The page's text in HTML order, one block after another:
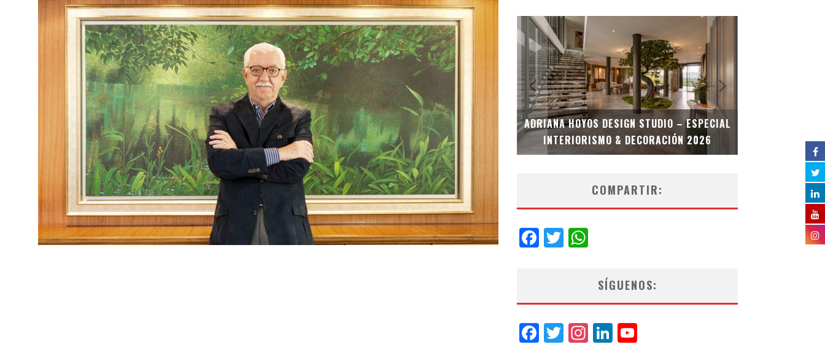
ADRIANA HOYOS DESIGN STUDIO – ESPECIAL INTERIORISMO & DECORACIÓN 2026
MUBB DESIGN STUDIO – ESPECIAL
INTERIORISMO & DECORACIÓN 2026
ADRIANA HOYOS DESIGN STUDIO – ESPECIAL
INTERIORISMO & DECORACIÓN 2026
COMPARTIR:
Facebook
Twitter
SÍGUENOS:
Facebook
Twitter
Instagram
LinkedIn